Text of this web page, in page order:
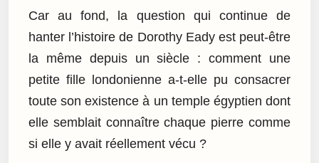
Car au fond, la question qui continue de
hanter l’histoire de Dorothy Eady est peut-être
la même depuis un siècle : comment une
petite fille londonienne a-t-elle pu consacrer
toute son existence à un temple égyptien dont
elle semblait connaître chaque pierre comme
si elle y avait réellement vécu ?